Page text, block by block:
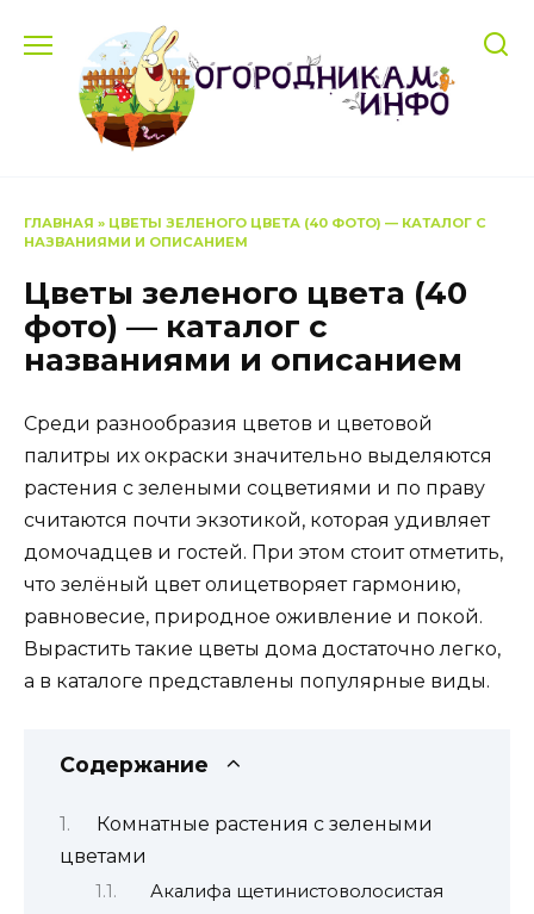
содержанию
ГЛАВНАЯ » ЦВЕТЫ ЗЕЛЕНОГО ЦВЕТА (40 ФОТО) — КАТАЛОГ С
НАЗВАНИЯМИ И ОПИСАНИЕМ
Цветы зеленого цвета (40
фото) — каталог с
названиями и описанием
Среди разнообразия цветов и цветовой
палитры их окраски значительно выделяются
растения с зелеными соцветиями и по праву
считаются почти экзотикой, которая удивляет
домочадцев и гостей. При этом стоит отметить,
что зелёный цвет олицетворяет гармонию,
равновесие, природное оживление и покой.
Вырастить такие цветы дома достаточно легко,
а в каталоге представлены популярные виды.
Содержание
Комнатные растения с зелеными
цветами
Акалифа щетинистоволосистая